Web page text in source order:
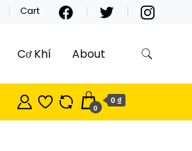
Cart
Cơ Khí About
0
0 ₫